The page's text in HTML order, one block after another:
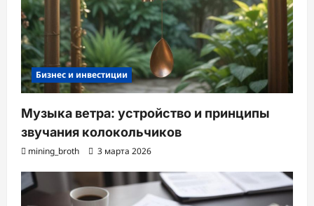
Бизнес и инвестиции
Музыка ветра: устройство и принципы
звучания колокольчиков
mining_broth 3 марта 2026